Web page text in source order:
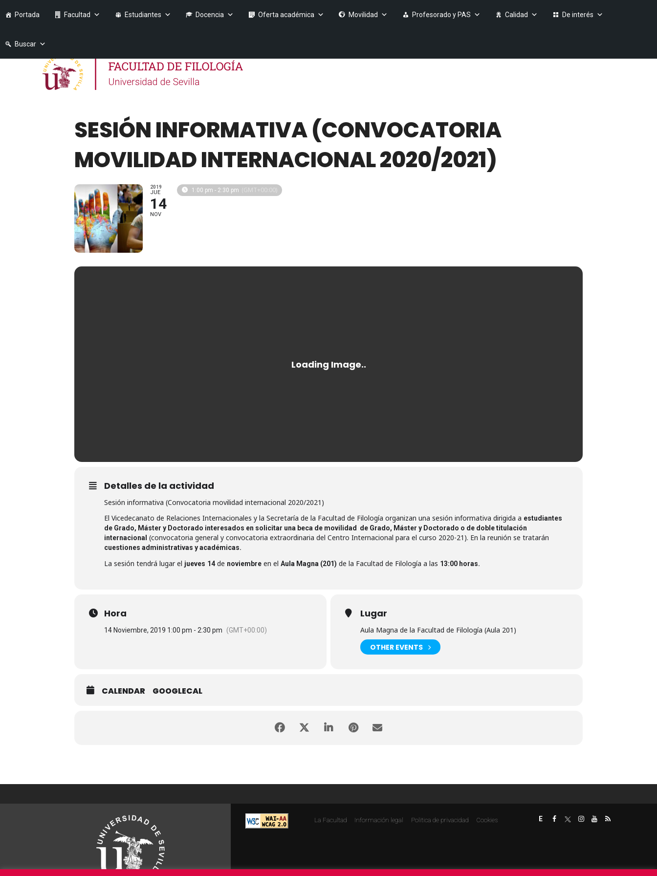
Portada Facultad Estudiantes Docencia Oferta académica Movilidad Profesorado y PAS Calidad De interés
Buscar
SESIÓN INFORMATIVA (CONVOCATORIA
MOVILIDAD INTERNACIONAL 2020/2021)
2019
JUE
14
NOV
1:00 pm - 2:30 pm (GMT+00:00)
Detalles de la actividad
Sesión informativa (Convocatoria movilidad internacional 2020/2021)
El Vicedecanato de Relaciones Internacionales y la Secretaría de la Facultad de Filología organizan una sesión informativa dirigida a estudiantes
de Grado, Máster y Doctorado interesados en solicitar una beca de movilidad de Grado, Máster y Doctorado o de doble titulación
internacional (convocatoria general y convocatoria extraordinaria del Centro Internacional para el curso 2020-21). En la reunión se tratarán
cuestiones administrativas y académicas.
La sesión tendrá lugar el jueves 14 de noviembre en el Aula Magna (201) de la Facultad de Filología a las 13:00 horas.
Hora
14 Noviembre, 2019 1:00 pm - 2:30 pm (GMT+00:00)
Lugar
Aula Magna de la Facultad de Filología (Aula 201)
OTHER EVENTS
CALENDAR GOOGLECAL
La Facultad Información legal Politica de privacidad Cookies E